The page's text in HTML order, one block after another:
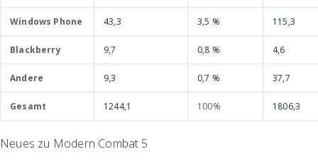
Windows Phone 43,3 3,5 % 115,3
Blackberry 9,7 0,8 % 4,6
Andere 9,3 0,7 % 37,7
Gesamt 1244,1 100% 1806,3
Neues zu Modern Combat 5